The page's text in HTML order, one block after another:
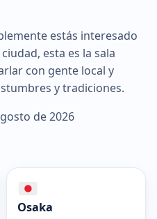
estás interesado
esta es la sala
con gente local y
y tradiciones.
de 2026
Osaka